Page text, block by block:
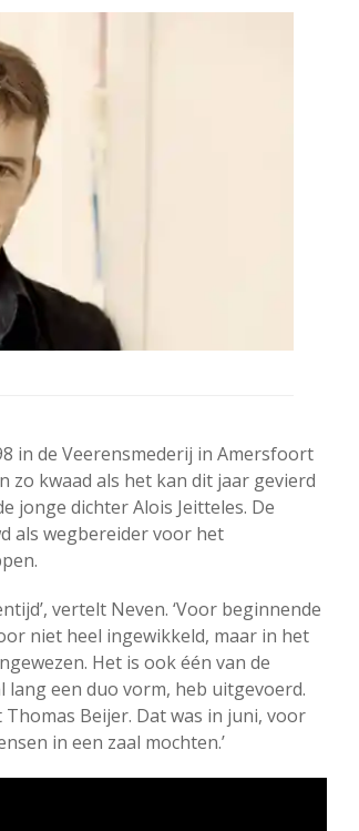
in de Veerensmederij in Amersfoort
zo kwaad als het kan dit jaar gevierd
jonge dichter Alois Jeitteles. De
als wegbereider voor het
vertelt Neven. ‘Voor beginnende
niet heel ingewikkeld, maar in het
Het is ook één van de
lang een duo vorm, heb uitgevoerd.
Beijer. Dat was in juni, voor
in een zaal mochten.’